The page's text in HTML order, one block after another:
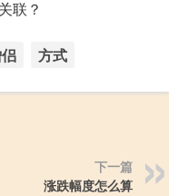
联？
方式
下一篇
涨跌幅度怎么算